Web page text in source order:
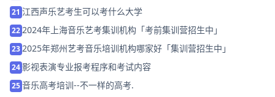
21 江西声乐艺考生可以考什么大学
222024年上海音乐艺考集训机构「考前集训营招生中」
232025年郑州艺考音乐培训机构哪家好「集训营招生中」
24 影视表演专业报考程序和考试内容
25音乐高考培训--不一样的高考.